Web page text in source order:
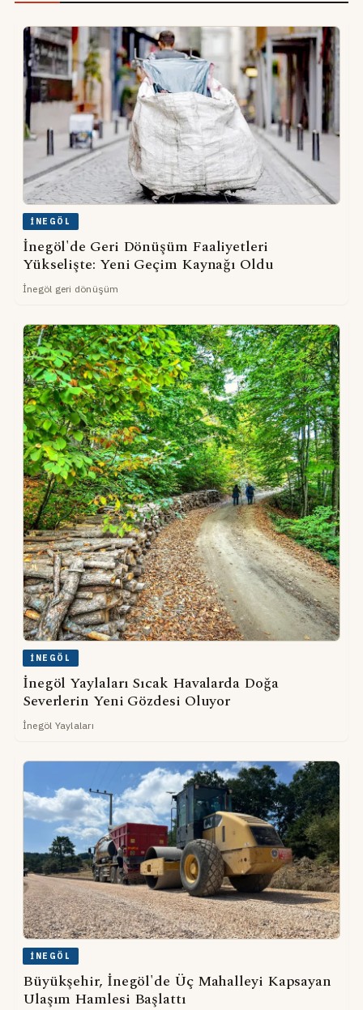
İNEGÖL
İnegöl'de Geri Dönüşüm Faaliyetleri
Yükselişte: Yeni Geçim Kaynağı Oldu
İnegöl geri dönüşüm
İNEGÖL
İnegöl Yaylaları Sıcak Havalarda Doğa
Severlerin Yeni Gözdesi Oluyor
İnegöl Yaylaları
İNEGÖL
Büyükşehir, İnegöl'de Üç Mahalleyi Kapsayan
Ulaşım Hamlesi Başlattı